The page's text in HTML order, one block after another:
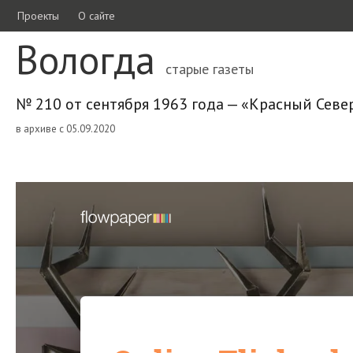
Проекты О сайте
Вологда старые газеты
№ 210 от сентября 1963 года — «Красный
в архиве с 05.09.2020